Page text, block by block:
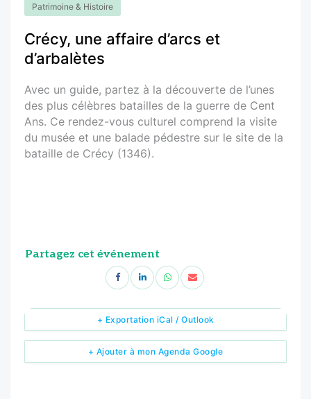
Patrimoine & Histoire
Crécy, une affaire d’arcs et
d’arbalètes
Avec un guide, partez à la découverte de l’unes
des plus célèbres batailles de la guerre de Cent
Ans. Ce rendez-vous culturel comprend la visite
du musée et une balade pédestre sur le site de la
bataille de Crécy (1346).
Partagez cet événement
+ Ajouter à mon Agenda Google
+ Exportation iCal / Outlook